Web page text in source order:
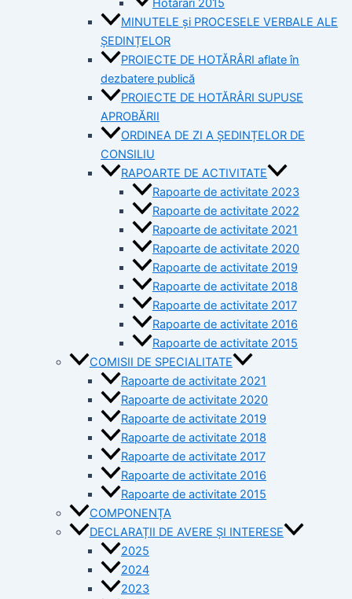
MINUTELE și PROCESELE VERBALE ALE
ȘEDINȚELOR
PROIECTE DE HOTĂRÂRI aflate în
dezbatere publică
PROIECTE DE HOTĂRÂRI SUPUSE
APROBĂRII
ORDINEA DE ZI A ȘEDINȚELOR DE
CONSILIU
RAPOARTE DE ACTIVITATE
Rapoarte de activitate 2023
Rapoarte de activitate 2022
Rapoarte de activitate 2021
Rapoarte de activitate 2020
Rapoarte de activitate 2019
Rapoarte de activitate 2018
Rapoarte de activitate 2017
Rapoarte de activitate 2016
Rapoarte de activitate 2015
COMISII DE SPECIALITATE
Rapoarte de activitate 2021
Rapoarte de activitate 2020
Rapoarte de activitate 2019
Rapoarte de activitate 2018
Rapoarte de activitate 2017
Rapoarte de activitate 2016
Rapoarte de activitate 2015
COMPONENȚA
DECLARAȚII DE AVERE ȘI INTERESE
2025
2024
2023